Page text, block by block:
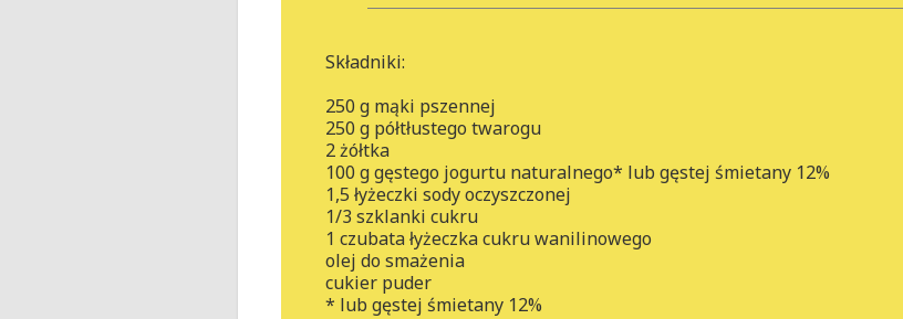
Składniki:
250 g mąki pszennej
250 g półtłustego twarogu
2 żółtka
100 g gęstego jogurtu naturalnego* lub gęstej śmietany 12%
1,5 łyżeczki sody oczyszczonej
1/3 szklanki cukru
1 czubata łyżeczka cukru wanilinowego
olej do smażenia
cukier puder
* lub gęstej śmietany 12%